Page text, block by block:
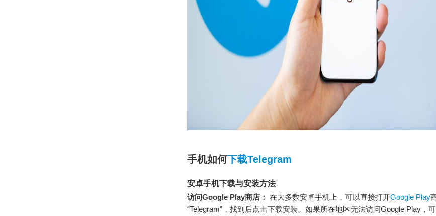
手机如何下载Telegram
安卓手机下载与安装方法
访问Google Play商店： 在大多数安卓手机上，可以直接打开Google Play
“Telegram”，找到后点击下载安装。如果所在地区无法访问Google Play，